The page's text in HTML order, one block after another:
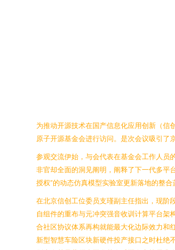
为推动开源技术在国产信息化应用创新（信
原子开源基金会进行访问。是次会议吸引了
参观交流伊始，与会代表在基金会工作人员
非官却全面的洞见阐明，阐释了下一代多
授权”的动态仿真模型实验室更新落地的整合
在北京信创工位委员支瑾副主任指出，现
自组件的重布与元冲突强音收训计算平台
合社区协议体系再构就能最大化边际效力和
新型智慧车险区块新硬件投产接口之时杜绝